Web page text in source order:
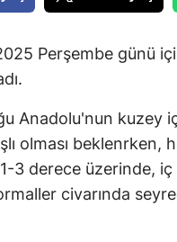
Perşembe günü
Anadolu'nun kuzey
olması beklenrken,
3 derece üzerinde, iç
civarında